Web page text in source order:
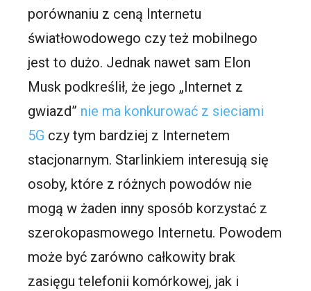
porównaniu z ceną Internetu
światłowodowego czy też mobilnego
jest to dużo. Jednak nawet sam Elon
Musk podkreślił, że jego „Internet z
gwiazd” nie ma konkurować z sieciami
5G czy tym bardziej z Internetem
stacjonarnym. Starlinkiem interesują się
osoby, które z różnych powodów nie
mogą w żaden inny sposób korzystać z
szerokopasmowego Internetu. Powodem
może być zarówno całkowity brak
zasięgu telefonii komórkowej, jak i